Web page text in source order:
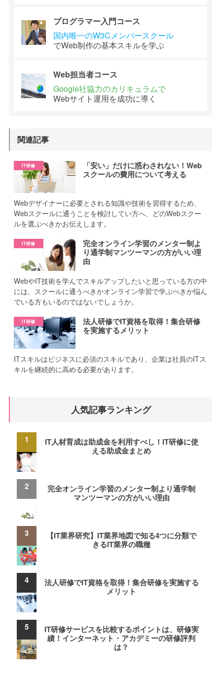
プログラマー入門コース
国内唯一のW3Cメンバースクール
でWeb制作の基本スキルを学ぶ
Web担当者コース
Google社協力のカリキュラムで
Webサイト運用を成功に導く
関連記事
「安い」だけに惑わされない！Web
スクールの費用について考える
Webデザイナーに必要とされる知識や技術を習得するため、
Webスクールに通うことを検討してい方へ、どのWebスクー
ルを選ぶべきかお伝えします。
完全オンライン学習のメンター制よ
り通学制マンツーマンの方がいい理
由
WebやIT技術を学んでスキルアップしたいと思っている方の中
には、スクールに通うべきかオンライン学習で学ぶべきか悩ん
でいる方もいるのではないでしょうか。
法人研修でIT資格を取得！集合研修
を実施するメリット
ITスキルはビジネスに必須のスキルであり、企業は社員のITス
キルを継続的に高める必要があります。
人気記事ランキング
IT人材育成は助成金を利用すべし！IT研修に使
える助成金まとめ
完全オンライン学習のメンター制より通学制
マンツーマンの方がいい理由
【IT業界研究】IT業界地図で知る4つに分類で
きるIT業界の職種
法人研修でIT資格を取得！集合研修を実施する
メリット
IT研修サービスを比較するポイントは、研修実
績！インターネット・アカデミーの研修評判
は？